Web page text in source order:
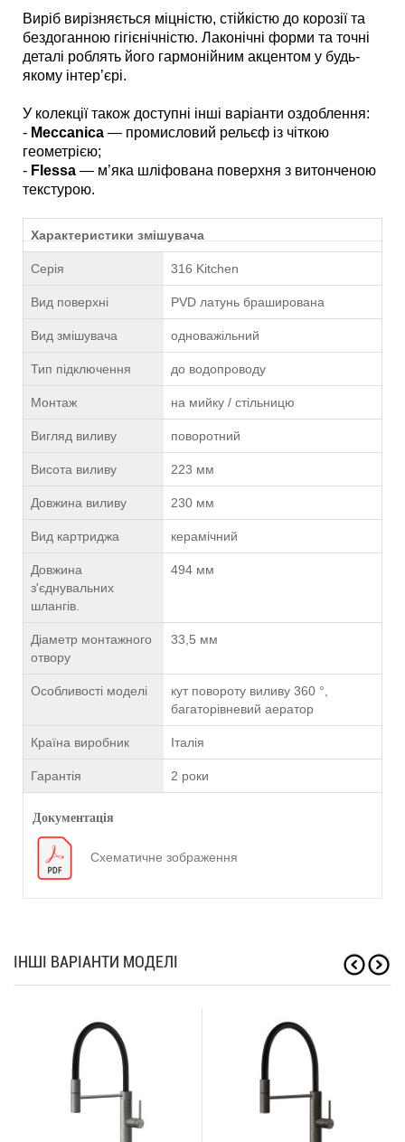
Виріб вирізняється міцністю, стійкістю до корозії та
бездоганною гігієнічністю. Лаконічні форми та точні
деталі роблять його гармонійним акцентом у будь-
якому інтер’єрі.
У колекції також доступні інші варіанти оздоблення:
- Meccanica — промисловий рельєф із чіткою
геометрією;
- Flessa — м’яка шліфована поверхня з витонченою
текстурою.
Характеристики змішувача
Серія 316 Kitchen
Вид поверхні PVD латунь браширована
Вид змішувача одноважільний
Тип підключення до водопроводу
Монтаж на мийку / стільницю
Вигляд виливу поворотний
Висота виливу 223 мм
Довжина виливу 230 мм
Вид картриджа керамічний
Довжина
з'єднувальних
шлангів.
494 мм
Діаметр монтажного
отвору
33,5 мм
Особливості моделі
кут повороту виливу 360 °,
багаторівневий аератор
Країна виробник Італія
Гарантія 2 роки
Документація
Схематичне зображення
ІНШІ ВАРІАНТИ МОДЕЛІ